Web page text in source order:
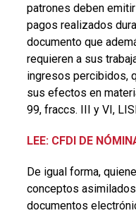
patrones deben
pagos realizados
documento que
requieren a sus
ingresos percibidos,
sus efectos en
99, fraccs. III y VI,
LEE: CFDI DE
De igual forma,
conceptos
documentos